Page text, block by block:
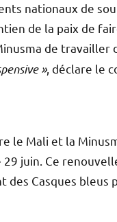
nationaux de
de la paix de
de travailler
», déclare le
le Mali et la
juin. Ce
Casques bleus